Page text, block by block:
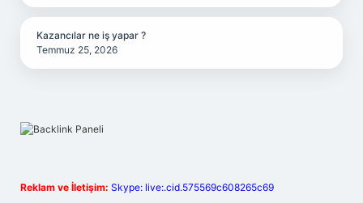
Kazancılar ne iş yapar ?
Temmuz 25, 2026
Reklam ve İletişim: Skype: live:.cid.575569c608265c69